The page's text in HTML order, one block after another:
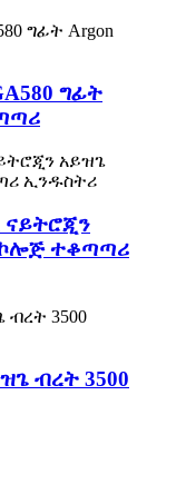
ግፊት
ናይትሮጂን
ተቆጣጣሪ
ብረት 3500